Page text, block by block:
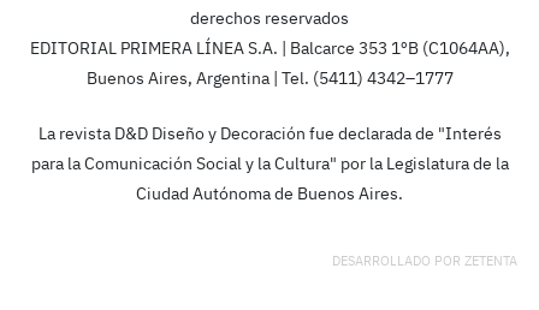
derechos reservados
EDITORIAL PRIMERA LÍNEA S.A. | Balcarce 353 1ºB (C1064AA),
Buenos Aires, Argentina | Tel. (5411) 4342–1777
La revista D&D Diseño y Decoración fue declarada de "Interés
para la Comunicación Social y la Cultura" por la Legislatura de la
Ciudad Autónoma de Buenos Aires.
DESARROLLADO POR ZETENTA